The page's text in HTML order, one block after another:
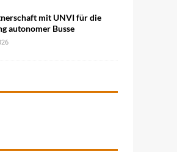
mit UNVI für die
autonomer Busse